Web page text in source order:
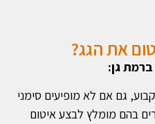
את הגג?
גן:
גם אם לא מופיעים סימני
בהם מומלץ לבצע איטום